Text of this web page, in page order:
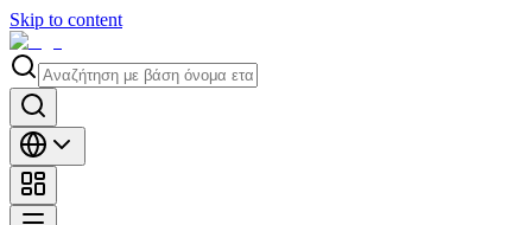
Skip to content